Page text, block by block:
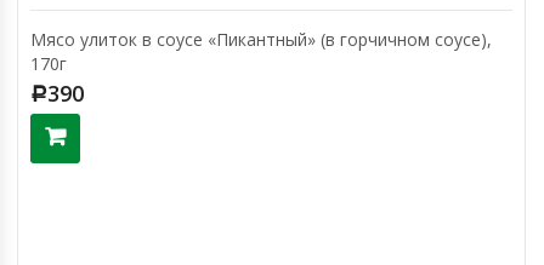
Мясо улиток в соусе «Пикантный» (в горчичном соусе),
170г
Р390